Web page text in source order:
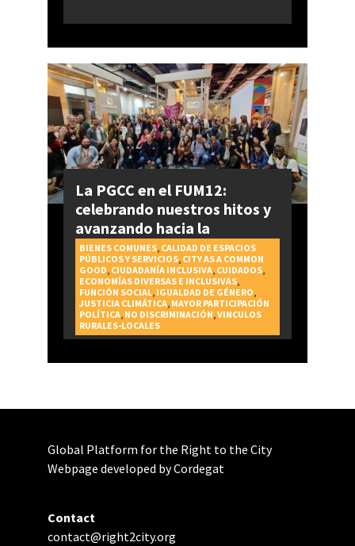
La PGCC en el FUM12:
celebrando nuestros hitos y
avanzando hacia la
realización del Derecho a la
Ciudad
BIENES COMUNES, CALIDAD DE ESPACIOS
PÚBLICOS Y SERVICIOS, CITY AS A COMMON
GOOD, CIUDADANÍA INCLUSIVA, CUIDADOS,
ECONOMÍAS DIVERSAS E INCLUSIVAS,
FUNCIÓN SOCIAL, IGUALDAD DE GÉNERO,
JUSTICIA CLIMÁTICA, MAYOR PARTICIPACIÓN
POLÍTICA, NO DISCRIMINACIÓN,VINCULOS
RURALES-LOCALES
Global Platform for the Right to the City
Webpage developed by Cordegat
Contact
contact@right2city.org